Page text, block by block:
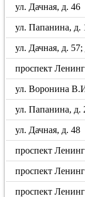
ул. Дачная, д. 46
ул. Папанина, д.
ул. Дачная, д. 57;
проспект
ул. Воронина
ул. Папанина, д.
ул. Дачная, д. 48
проспект
проспект
проспект